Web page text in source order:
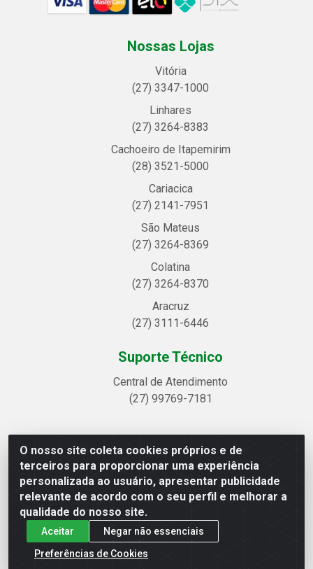
O nosso site coleta cookies próprios e de
terceiros para proporcionar uma experiência
personalizada ao usuário, apresentar publicidade
relevante de acordo com o seu perfil e melhorar a
qualidade do nosso site.
Aceitar
Negar não essenciais
Preferências de Cookies
Nossas Lojas
Vitória
(27) 3347-1000
Linhares
(27) 3264-8383
Cachoeiro de Itapemirim
(28) 3521-5000
Cariacica
(27) 2141-7951
São Mateus
(27) 3264-8369
Colatina
(27) 3264-8370
Aracruz
(27) 3111-6446
Suporte Técnico
Central de Atendimento
(27) 99769-7181
Linhavix Distribuidora LTDA - Avenida Alegre, 2521 -
Quadra314 Lote 05 e 07 - Shell, Linhares/ES - CEP 29.901-605
- CNPJ 20.857.514/0001-75